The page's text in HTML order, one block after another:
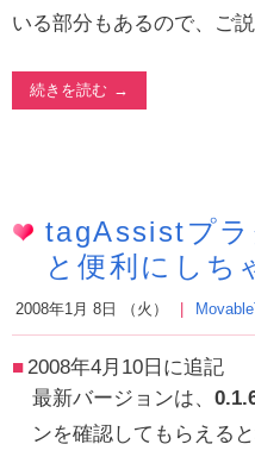
いる部分もあるので、ご説
続きを読む
tagAssistプ
と便利にしち
2008年1月 8日 （火）
2008年4月10日に追記
最新バージョンは、
ンを確認してもらえると